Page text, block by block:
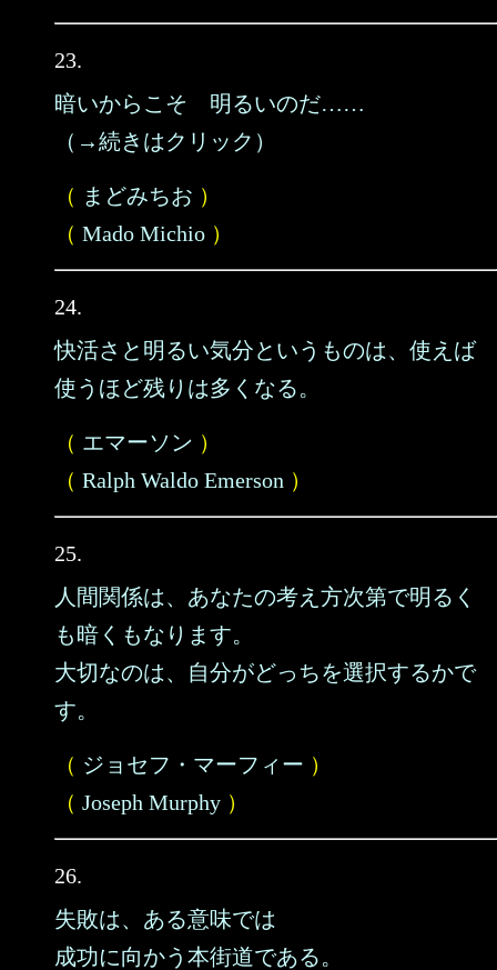
23.
暗いからこそ 明るいのだ……
（→続きはクリック）
（ まどみちお ）
（ Mado Michio ）
24.
快活さと明るい気分というものは、使えば
使うほど残りは多くなる。
（ エマーソン ）
（ Ralph Waldo Emerson ）
25.
人間関係は、あなたの考え方次第で明るく
も暗くもなります。
大切なのは、自分がどっちを選択するかで
す。
（ ジョセフ・マーフィー ）
（ Joseph Murphy ）
26.
失敗は、ある意味では
成功に向かう本街道である。